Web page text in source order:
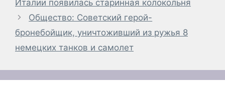
Италии появилась старинная колокольня
Общество: Советский герой-
бронебойщик, уничтоживший из ружья 8
немецких танков и самолет